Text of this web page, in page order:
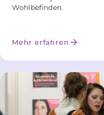
Wohlbefinden.
Mehr erfahren